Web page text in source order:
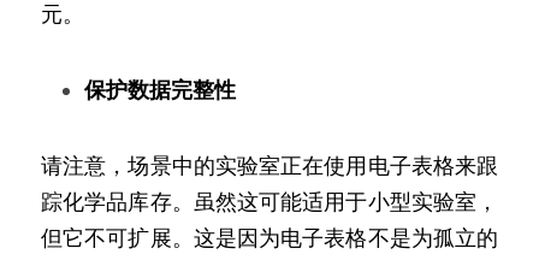
元。
保护数据完整性
请注意，场景中的实验室正在使用电子表格来跟
踪化学品库存。虽然这可能适用于小型实验室，
但它不可扩展。这是因为电子表格不是为孤立的